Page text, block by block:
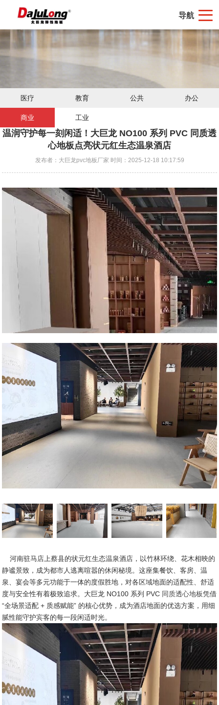
导航
医疗 教育 公共 办公
商业 工业
温润守护每一刻闲适！大巨龙 NO100 系列 PVC 同质透
心地板点亮状元红生态温泉酒店
发布者：大巨龙pvc地板厂家 时间：2025-12-18 10:17:59
河南驻马店上蔡县的状元红生态温泉酒店，以竹林环绕、花木相映的
静谧景致，成为都市人逃离喧嚣的休闲秘境。这座集餐饮、客房、温
泉、宴会等多元功能于一体的度假胜地，对各区域地面的适配性、舒适
度与安全性有着极致追求。大巨龙 NO100 系列 PVC 同质透心地板凭借
“全场景适配 + 质感赋能” 的核心优势，成为酒店地面的优选方案，用细
腻性能守护宾客的每一段闲适时光。